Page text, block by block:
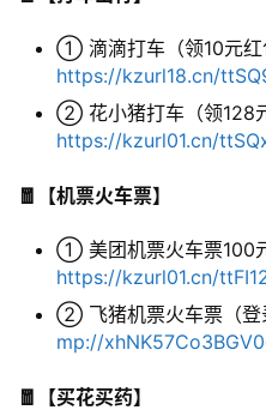
库
工
博
章
① 滴滴打车（领10元红
https://kzurl18.cn/
② 花小猪打车（领128
https://kzurl01.cn/
🧧【机票火车票】
① 美团机票火车票100
https://kzurl01.cn/
② 飞猪机票火车票（登
mp://
🧧【买花买药】